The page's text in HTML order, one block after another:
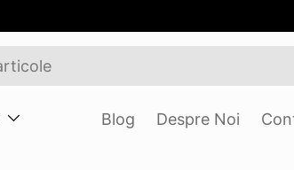
Blog Despre Noi